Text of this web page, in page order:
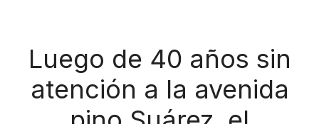
Luego de 40 años sin
atención a la avenida